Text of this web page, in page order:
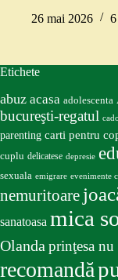
26 mai 2026
Etichete
abuz acasa adolescenta
bucureşti-regatul
parenting carti pentru
cuplu delicatese depresie
sexuala emigrare evenimente
nemuritoare
sanatoasa mica
Olanda prinţesa nu
recomandă